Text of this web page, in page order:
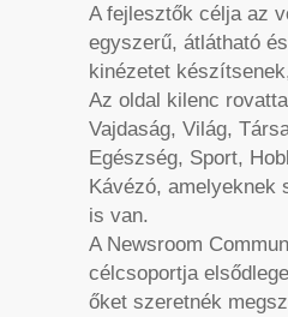
A fejlesztők célja az
egyszerű, átlátható
kinézetet
Az oldal kilenc
Vajdaság, Világ,
Egészség, Sport,
Kávézó, amelyeknek
is van.
A Newsroom
célcsoportja
őket szeretnék